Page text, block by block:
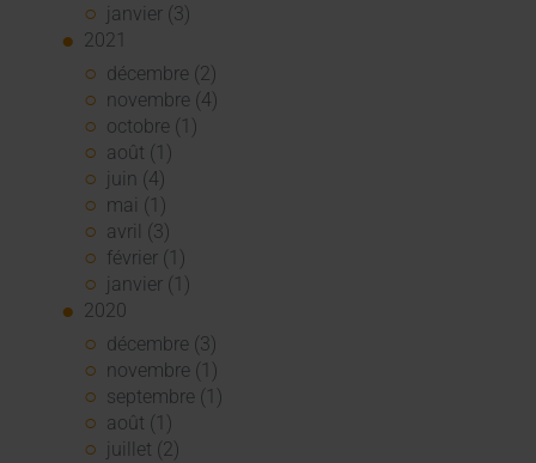
janvier (3)
2021
décembre (2)
novembre (4)
octobre (1)
août (1)
juin (4)
mai (1)
avril (3)
février (1)
janvier (1)
2020
décembre (3)
novembre (1)
septembre (1)
août (1)
juillet (2)